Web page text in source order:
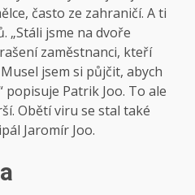
často ze zahraničí. A ti
„Stáli jsme na dvoře
zaměstnanci, kteří
jsem si půjčit, abych
popisuje Patrik Joo. To ale
Obětí viru se stal také
Jaromír Joo.